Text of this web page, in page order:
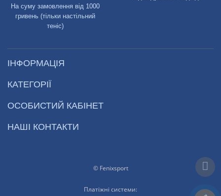
На суму замовлення від 1000
гривень (тільки настільний
теніс)
ІНФОРМАЦІЯ
КАТЕГОРІЇ
ОСОБИСТИЙ КАБІНЕТ
НАШІ КОНТАКТИ
© Fenixsport
Платіжні системи: